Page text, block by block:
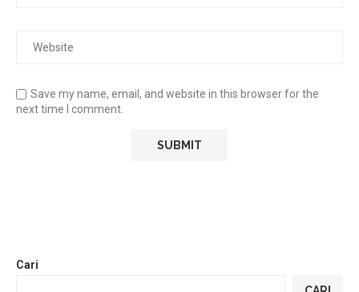
Save my name, email, and website in this browser for the
next time I comment.
Cari